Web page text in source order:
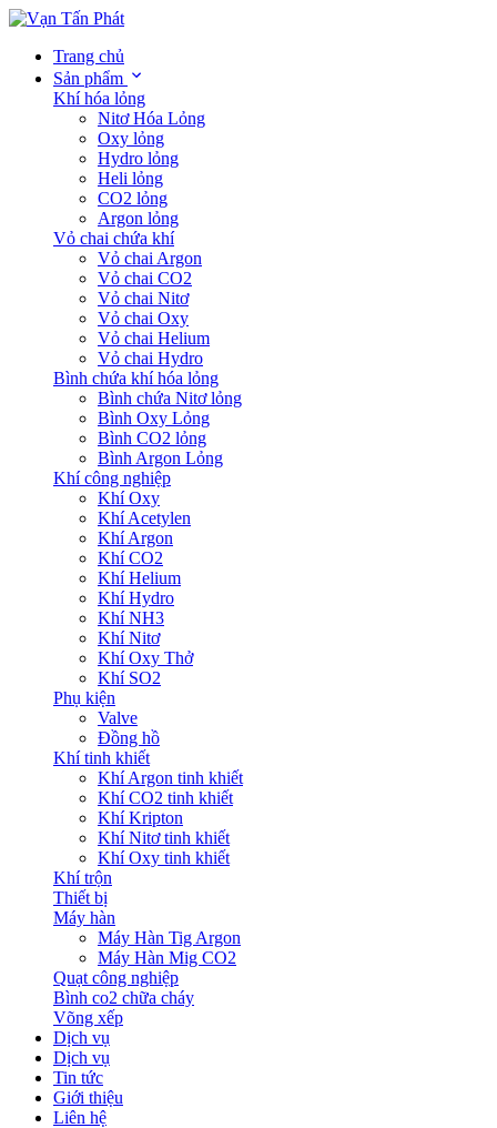
Trang chủ
Sản phẩm
Khí hóa lỏng
Nitơ Hóa Lỏng
Oxy lỏng
Hydro lỏng
Heli lỏng
CO2 lỏng
Argon lỏng
Vỏ chai chứa khí
Vỏ chai Argon
Vỏ chai CO2
Vỏ chai Nitơ
Vỏ chai Oxy
Vỏ chai Helium
Vỏ chai Hydro
Bình chứa khí hóa lỏng
Bình chứa Nitơ lỏng
Bình Oxy Lỏng
Bình CO2 lỏng
Bình Argon Lỏng
Khí công nghiệp
Khí Oxy
Khí Acetylen
Khí Argon
Khí CO2
Khí Helium
Khí Hydro
Khí NH3
Khí Nitơ
Khí Oxy Thở
Khí SO2
Phụ kiện
Valve
Đồng hồ
Khí tinh khiết
Khí Argon tinh khiết
Khí CO2 tinh khiết
Khí Kripton
Khí Nitơ tinh khiết
Khí Oxy tinh khiết
Khí trộn
Thiết bị
Máy hàn
Máy Hàn Tig Argon
Máy Hàn Mig CO2
Quạt công nghiệp
Bình co2 chữa cháy
Võng xếp
Dịch vụ
Dịch vụ
Tin tức
Giới thiệu
Liên hệ